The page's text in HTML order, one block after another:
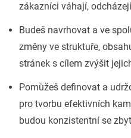
zákazníci váhají,
Budeš navrhovat a ve
změny ve struktuře,
stránek s cílem zvýšit
Pomůžeš definovat a
pro tvorbu efektivních
budou konzistentní se